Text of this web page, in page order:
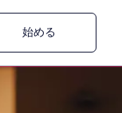
始める